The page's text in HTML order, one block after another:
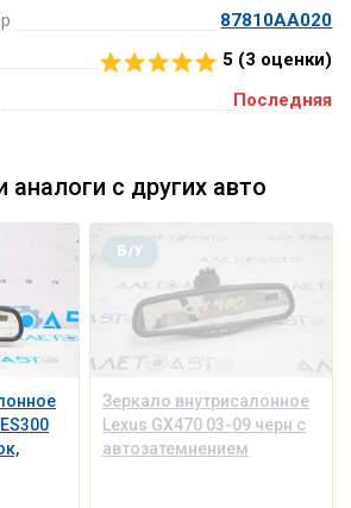
87810AA020
5 (3 оценки)
Последняя
аналоги с других авто
Зеркало внутрисалонное
Lexus GX470 03-09 черн с
автозатемнением
Б/У